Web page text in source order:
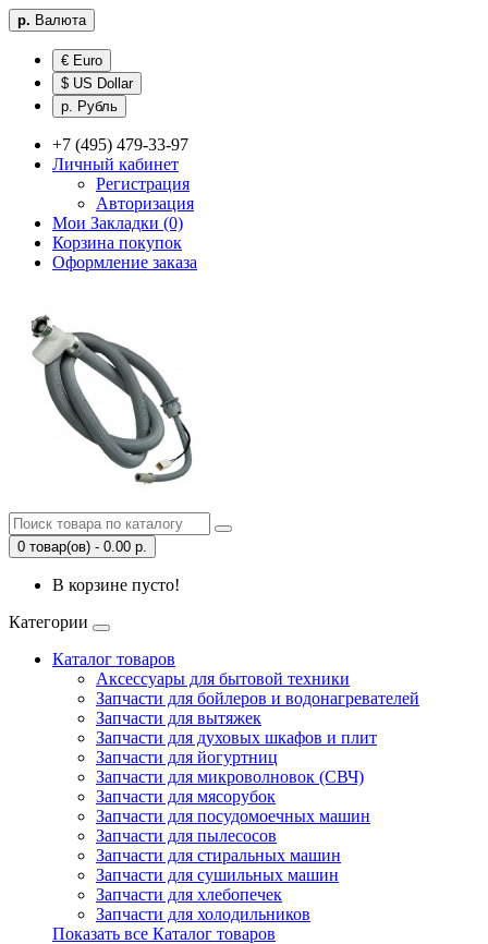
р. Валюта
€ Euro
$ US Dollar
р. Рубль
+7 (495) 479-33-97
Личный кабинет
Регистрация
Авторизация
Мои Закладки (0)
Корзина покупок
Оформление заказа
0 товар(ов) - 0.00 р.
В корзине пусто!
Категории
Каталог товаров
Аксессуары для бытовой техники
Запчасти для бойлеров и водонагревателей
Запчасти для вытяжек
Запчасти для духовых шкафов и плит
Запчасти для йогуртниц
Запчасти для микроволновок (СВЧ)
Запчасти для мясорубок
Запчасти для посудомоечных машин
Запчасти для пылесосов
Запчасти для стиральных машин
Запчасти для сушильных машин
Запчасти для хлебопечек
Запчасти для холодильников
Показать все Каталог товаров